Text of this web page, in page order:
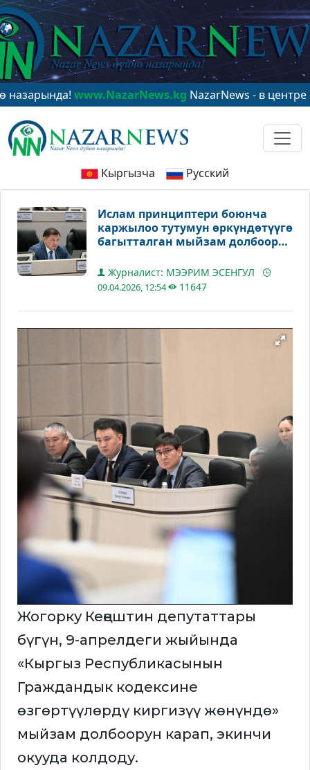
www.NazarNews.kgNazarNews - в центре
Кыргызча Русский
Ислам принциптери боюнча
каржылоо тутумун өркүндөтүүгө
багытталган мыйзам долбоору
Журналист: МЭЭРИМ ЭСЕНГУЛ
09.04.2026, 12:54 11647
Жогорку Кеңештин депутаттары
бүгүн, 9-апрелдеги жыйында
«Кыргыз Республикасынын
Граждандык кодексине
өзгөртүүлөрдү киргизүү жөнүндө»
мыйзам долбоорун карап, экинчи
окууда колдоду.